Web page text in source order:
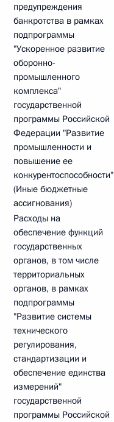
предупреждения
банкротства в рамках
подпрограммы
"Ускоренное развитие
оборонно-
промышленного
комплекса"
государственной
программы Российской
Федерации "Развитие
промышленности и
повышение ее
конкурентоспособности"
(Иные бюджетные
ассигнования)
Расходы на
обеспечение функций
государственных
органов, в том числе
территориальных
органов, в рамках
подпрограммы
"Развитие системы
технического
регулирования,
стандартизации и
обеспечение единства
измерений"
государственной
программы Российской